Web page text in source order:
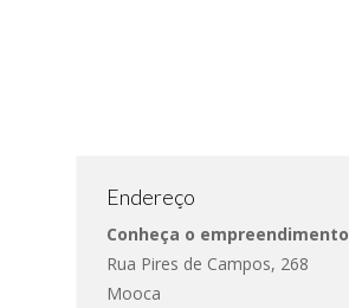
Endereço
Conheça o empreendimento
Rua Pires de Campos, 268
Mooca